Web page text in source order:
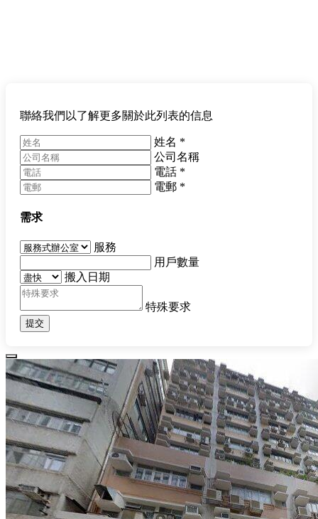
聯絡我們以了解更多關於此列表的信息
姓名 *
公司名稱
電話 *
電郵 *
需求
服務
用戶數量
搬入日期
特殊要求
提交